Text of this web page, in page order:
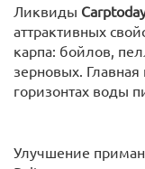
Ликвиды
аттрактивных
карпа: бойлов,
зерновых.
горизонтах воды
Улучшение